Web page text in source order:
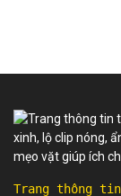
Trang thông